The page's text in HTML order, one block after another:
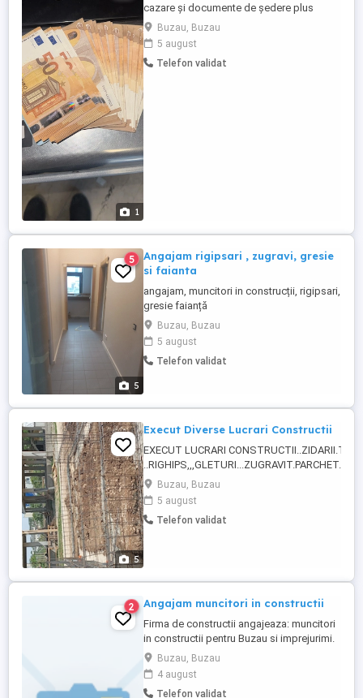
1
cazare și documente de ședere plus
contract se ocupă firma salariul este de
pornire de la 5000 franci pina la 7000 cine
dorește contactați-mă la telefon
Buzau, Buzau
5 august
Telefon validat
5
5
Angajam rigipsari , zugravi, gresie
si faianta
angajam, muncitori in construcții, rigipsari,
gresie faianță
Buzau, Buzau
5 august
Telefon validat
5
Execut Diverse Lucrari Constructii
EXECUT LUCRARI
SI CU FIRME DE CONSTRUCTII .. ROG
FLORIN....
Buzau, Buzau
5 august
Telefon validat
2 Angajam muncitori in constructii
Firma de constructii angajeaza: muncitori
in constructii pentru Buzau si imprejurimi.
Posesor permis conducere auto,
categoria B, constituie avantaj. Cazare,
diurna, transport asigurat de firma. Salariu
Buzau, Buzau
4 august
Telefon validat